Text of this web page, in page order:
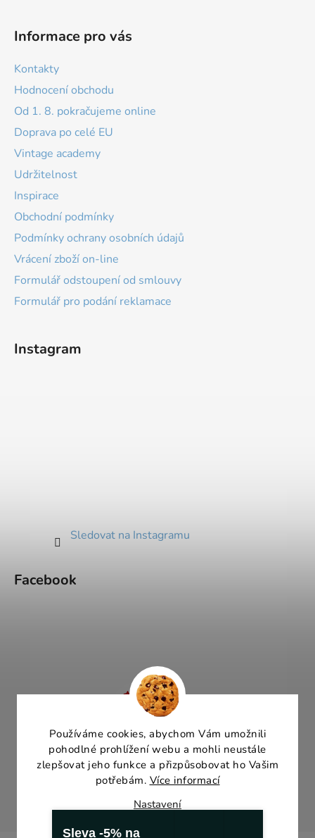
Používáme cookies, abychom Vám umožnili
pohodlné prohlížení webu a mohli neustále
zlepšovat jeho funkce a přizpůsobovat ho Vašim
potřebám. Více informací
Nastavení
Informace pro vás
Kontakty
Hodnocení obchodu
Od 1. 8. pokračujeme online
Doprava po celé EU
Vintage academy
Udržitelnost
Inspirace
Obchodní podmínky
Podmínky ochrany osobních údajů
Vrácení zboží on-line
Formulář odstoupení od smlouvy
Formulář pro podání reklamace
Instagram
Sledovat na Instagramu
Facebook
Sleva -5% na